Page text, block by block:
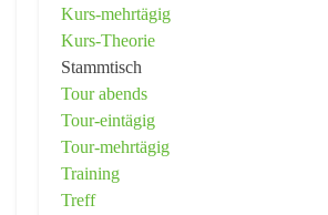
Kurs-mehrtägig
Kurs-Theorie
Stammtisch
Tour abends
Tour-eintägig
Tour-mehrtägig
Training
Treff